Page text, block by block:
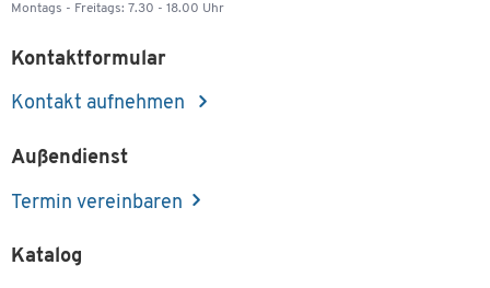
Montags - Freitags: 7.30 - 18.00 Uhr
Kontaktformular
Kontakt aufnehmen
Außendienst
Termin vereinbaren
Katalog